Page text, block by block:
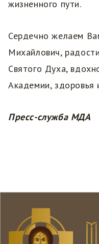
жизненного пути.
Сердечно желаем
Михайлович,
Святого Духа,
Академии, здоровья
Пресс-служба МДА